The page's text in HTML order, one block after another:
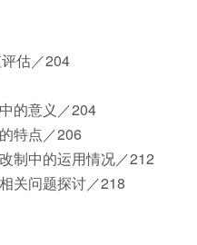
估／204
的意义／204
特点／206
制中的运用情况／212
关问题探讨／218